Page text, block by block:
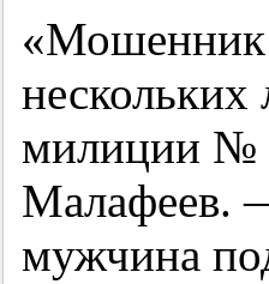
«Мошенник
нескольких
милиции №
Малафеев.
мужчина